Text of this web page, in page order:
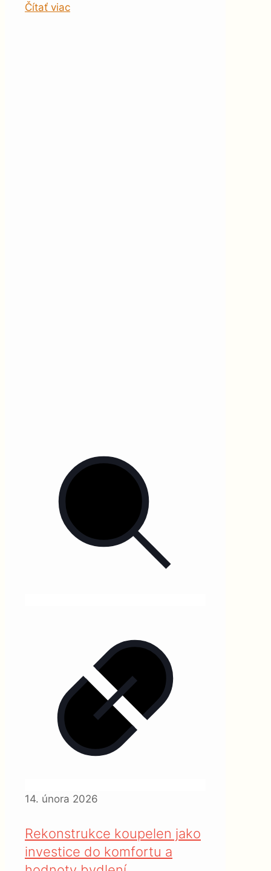
Čítať viac
14. února 2026
Rekonstrukce koupelen jako
investice do komfortu a